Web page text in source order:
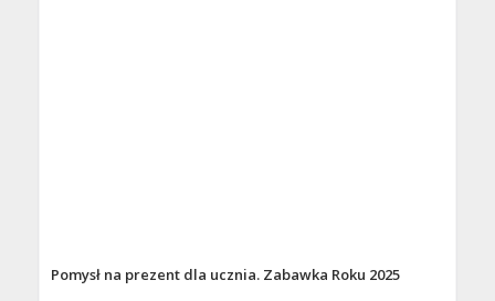
Pomysł na prezent dla ucznia. Zabawka Roku 2025